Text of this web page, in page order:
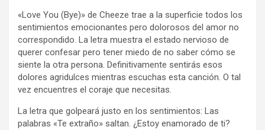
«Love You (Bye)» de Cheeze trae a la superficie todos los
sentimientos emocionantes pero dolorosos del amor no
correspondido. La letra muestra el estado nervioso de
querer confesar pero tener miedo de no saber cómo se
siente la otra persona. Definitivamente sentirás esos
dolores agridulces mientras escuchas esta canción. O tal
vez encuentres el coraje que necesitas.
La letra que golpeará justo en los sentimientos: Las
palabras «Te extraño» saltan. ¿Estoy enamorado de ti?